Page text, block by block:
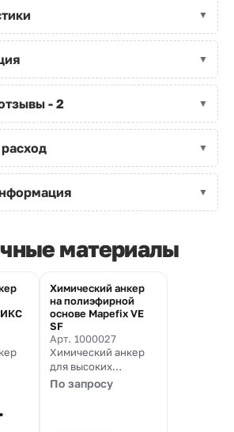
- 2
материалы
Химический анкер
на полиэфирной
основе Mapefix VE
SF
Арт. 1000027
Химический анкер
для высоких
нагрузок
По запросу